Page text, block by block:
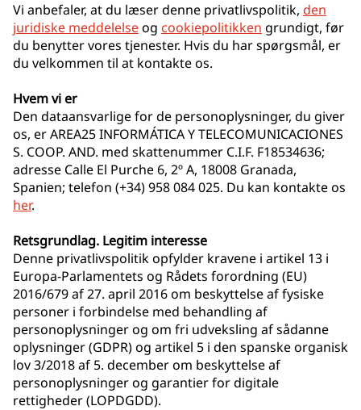
Vi anbefaler, at du læser denne privatlivspolitik, den
juridiske meddelelseog cookiepolitikken grundigt, før
du benytter vores tjenester. Hvis du har spørgsmål, er
du velkommen til at kontakte os.
Hvem vi er
Den dataansvarlige for de personoplysninger, du giver
os, er AREA25 INFORMÁTICA Y TELECOMUNICACIONES
S. COOP. AND. med skattenummer C.I.F. F18534636;
adresse Calle El Purche 6, 2º A, 18008 Granada,
Spanien; telefon (+34) 958 084 025. Du kan kontakte os
her.
Retsgrundlag. Legitim interesse
Denne privatlivspolitik opfylder kravene i artikel 13 i
Europa-Parlamentets og Rådets forordning (EU)
2016/679 af 27. april 2016 om beskyttelse af fysiske
personer i forbindelse med behandling af
personoplysninger og om fri udveksling af sådanne
oplysninger (GDPR) og artikel 5 i den spanske organisk
lov 3/2018 af 5. december om beskyttelse af
personoplysninger og garantier for digitale
rettigheder (LOPDGDD).